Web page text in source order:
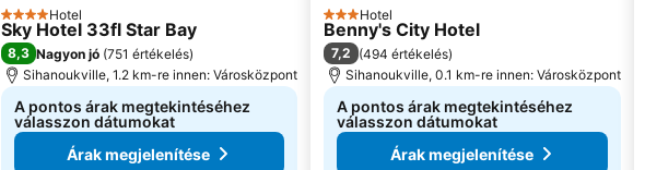
4 Kategória
Hotel
Sky Hotel 33fl Star Bay
8,3 Nagyon jó (751 értékelés)
Sihanoukville, 1.2 km-re innen: Városközpont
A pontos árak megtekintéséhez
válasszon dátumokat
Árak megjelenítése
3 Kategória
Hotel
Benny's City Hotel
7,2 (494 értékelés)
Sihanoukville, 0.1 km-re innen: Városközpont
A pontos árak megtekintéséhez
válasszon dátumokat
Árak megjelenítése